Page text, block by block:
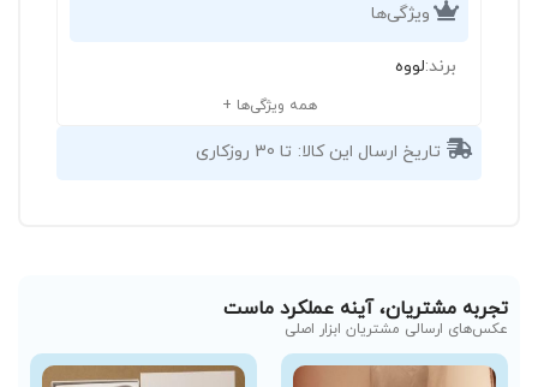
ویژگی‌ها
برند:لووه
همه ویژگی‌ها +
تاریخ ارسال این کالا: تا 30 روزکاری
تجربه مشتریان، آینه عملکرد ماست
عکس‌های ارسالی مشتریان ابزار اصلی